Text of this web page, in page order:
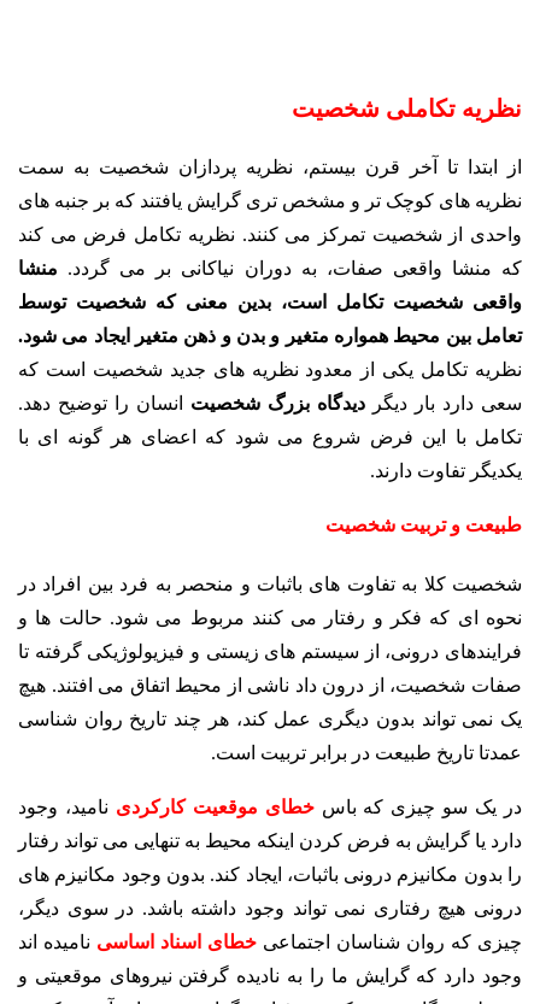
نظریه تکاملی شخصیت
از ابتدا تا آخر قرن بیستم، نظریه پردازان شخصیت به سمت
نظریه های کوچک تر و مشخص تری گرایش یافتند که بر جنبه های
واحدی از شخصیت تمرکز می کنند. نظریه تکامل فرض می کند
که منشا واقعی صفات، به دوران نیاکانی بر می گردد. منشا
واقعی شخصیت تکامل است، بدین معنی که شخصیت توسط
تعامل بین محیط همواره متغیر و بدن و ذهن متغیر ایجاد می شود.
نظریه تکامل یکی از معدود نظریه های جدید شخصیت است که
سعی دارد بار دیگر دیدگاه بزرگ شخصیت انسان را توضیح دهد.
تکامل با این فرض شروع می شود که اعضای هر گونه ای با
یکدیگر تفاوت دارند.
طبیعت و تربیت شخصیت
شخصیت کلا به تفاوت های باثبات و منحصر به فرد بین افراد در
نحوه ای که فکر و رفتار می کنند مربوط می شود. حالت ها و
فرایندهای درونی، از سیستم های زیستی و فیزیولوژیکی گرفته تا
صفات شخصیت، از درون داد ناشی از محیط اتفاق می افتند. هیچ
یک نمی تواند بدون دیگری عمل کند، هر چند تاریخ روان شناسی
عمدتا تاریخ طبیعت در برابر تربیت است.
در یک سو چیزی که باسخطای موقعیت کارکردی نامید، وجود
دارد یا گرایش به فرض کردن اینکه محیط به تنهایی می تواند رفتار
را بدون مکانیزم درونی باثبات، ایجاد کند. بدون وجود مکانیزم های
درونی هیچ رفتاری نمی تواند وجود داشته باشد. در سوی دیگر،
چیزی که روان شناسان اجتماعی خطای اسناد اساسی نامیده اند
وجود دارد که گرایش ما را به نادیده گرفتن نیروهای موقعیتی و